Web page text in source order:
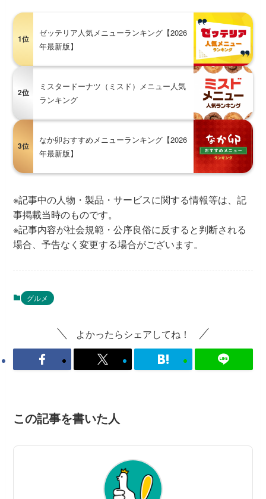
1位
ゼッテリア人気メニューランキング【2026
年最新版】
2位
ミスタードーナツ（ミスド）メニュー人気
ランキング
3位
なか卯おすすめメニューランキング【2026
年最新版】
※記事中の人物・製品・サービスに関する情報等は、記
事掲載当時のものです。
※記事内容が社会規範・公序良俗に反すると判断される
場合、予告なく変更する場合がございます。
グルメ
よかったらシェアしてね！
この記事を書いた人